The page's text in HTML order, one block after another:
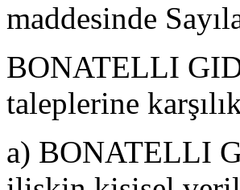
maddesinde
BONATELLI
taleplerine
a) BONATELLI